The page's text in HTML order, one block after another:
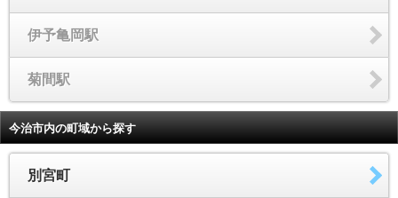
伊予亀岡駅
菊間駅
今治市内の町域から探す
別宮町